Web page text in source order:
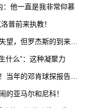
：他一直是我非常仰慕
普前来执教！
望，但罗杰斯的到来又
什么”：这种凝聚力
当年的邓肯球探报告到
的亚马尔和尼科！